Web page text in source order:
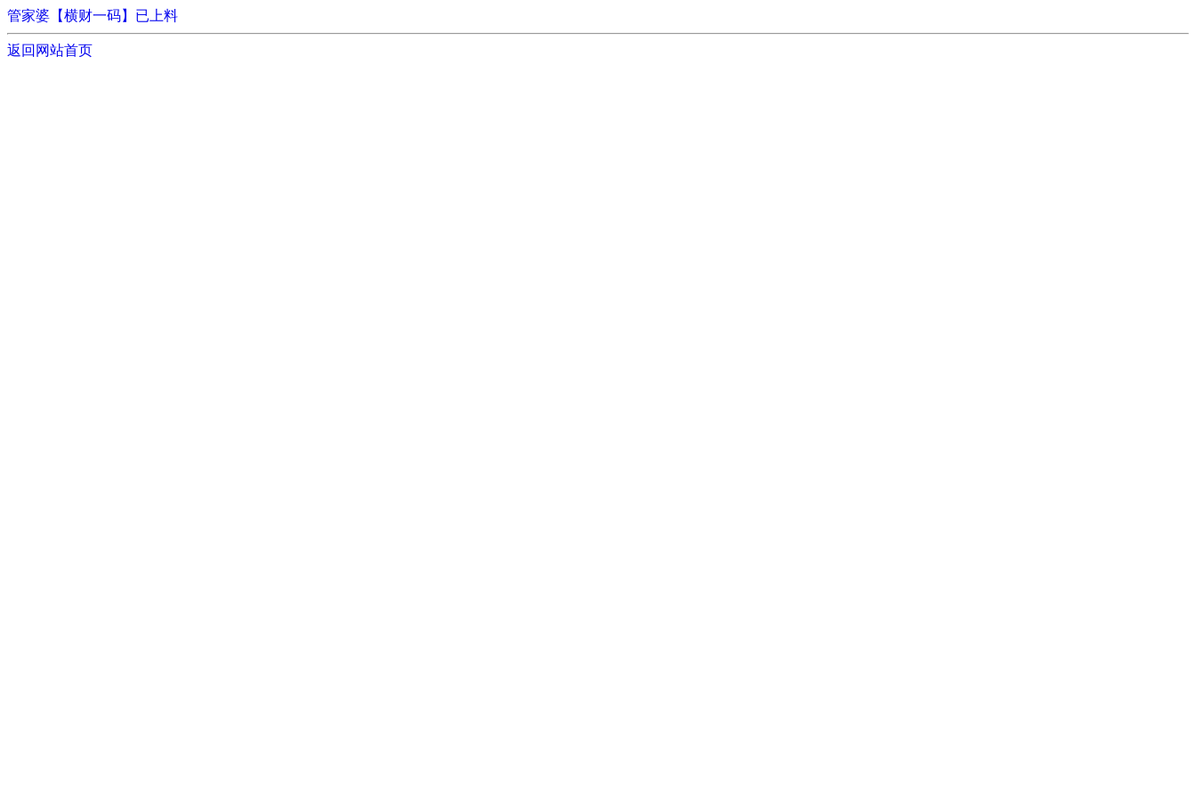
管家婆【横财一码】已上料
返回网站首页